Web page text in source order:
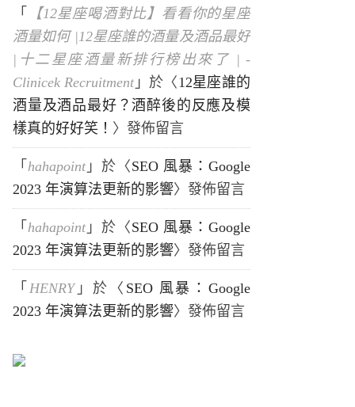
「
【12星座喝酒對比】看看你的星座
酒量如何 |12星座誰的酒量及酒品最好
|十二星座酒量新排行榜出來了 | -
Clinicek Recruitment 」於〈 12星座誰的
酒量及酒品最好？酒醉後的反應及模
樣真的好好笑！ 〉發佈留言
「 hahapoint 」於〈 SEO 風暴：Google
2023 年演算法更新的影響〉發佈留言
「 hahapoint 」於〈 SEO 風暴：Google
2023 年演算法更新的影響〉發佈留言
「 HENRY」於〈 SEO 風暴：Google
2023 年演算法更新的影響〉發佈留言